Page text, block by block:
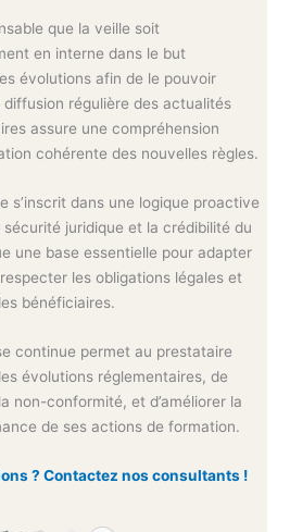
que la veille soit
en interne dans le but
évolutions afin de le pouvoir
régulière des actualités
assure une compréhension
cohérente des nouvelles règles.
s’inscrit dans une logique proactive
juridique et la crédibilité du
une base essentielle pour adapter
les obligations légales et
bénéficiaires.
continue permet au prestataire
évolutions réglementaires, de
non-conformité, et d’améliorer la
de ses actions de formation.
? Contactez nos consultants !